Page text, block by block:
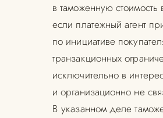
в таможенную стоимость
если платежный агент
по инициативе
транзакционных
исключительно в
и организационно не
В указанном деле